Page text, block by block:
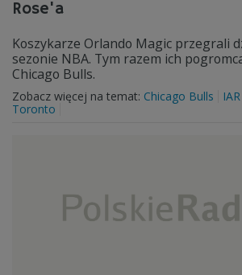
Rose'a
Koszykarze Orlando Magic przegrali
sezonie NBA. Tym razem ich
Chicago Bulls.
Zobacz więcej na temat: Chicago Bulls IAR
Toronto